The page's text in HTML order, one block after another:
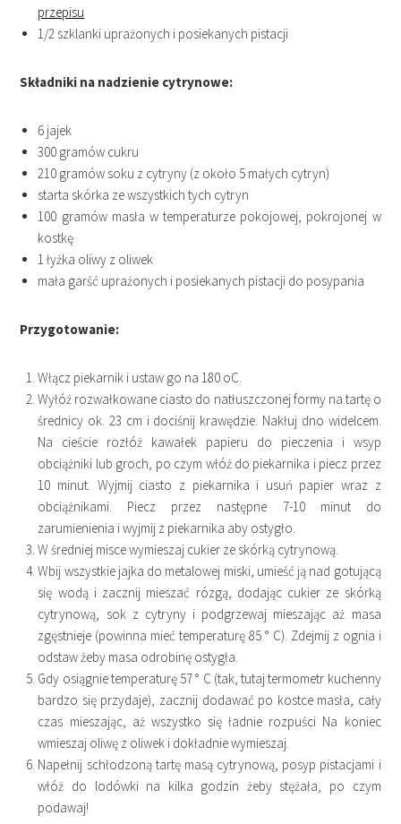
przepisu
1/2 szklanki uprażonych i posiekanych pistacji
Składniki na nadzienie cytrynowe:
6 jajek
300 gramów cukru
210 gramów soku z cytryny (z około 5 małych cytryn)
starta skórka ze wszystkich tych cytryn
100 gramów masła w temperaturze pokojowej, pokrojonej w
kostkę
1 łyżka oliwy z oliwek
mała garść uprażonych i posiekanych pistacji do posypania
Przygotowanie:
Włącz piekarnik i ustaw go na 180 oC.
Wyłóż rozwałkowane ciasto do natłuszczonej formy na tartę o
średnicy ok. 23 cm i dociśnij krawędzie. Nakłuj dno widelcem.
Na cieście rozłóż kawałek papieru do pieczenia i wsyp
obciążniki lub groch, po czym włóż do piekarnika i piecz przez
10 minut. Wyjmij ciasto z piekarnika i usuń papier wraz z
obciążnikami. Piecz przez następne 7-10 minut do
zarumienienia i wyjmij z piekarnika aby ostygło.
W średniej misce wymieszaj cukier ze skórką cytrynową.
Wbij wszystkie jajka do metalowej miski, umieść ją nad gotującą
się wodą i zacznij mieszać rózgą, dodając cukier ze skórką
cytrynową, sok z cytryny i podgrzewaj mieszając aż masa
zgęstnieje (powinna mieć temperaturę 85 ° C). Zdejmij z ognia i
odstaw żeby masa odrobinę ostygła.
Gdy osiągnie temperaturę 57 ° C (tak, tutaj termometr kuchenny
bardzo się przydaje), zacznij dodawać po kostce masła, cały
czas mieszając, aż wszystko się ładnie rozpuści Na koniec
wmieszaj oliwę z oliwek i dokładnie wymieszaj.
Napełnij schłodzoną tartę masą cytrynową, posyp pistacjami i
włóż do lodówki na kilka godzin żeby stężała, po czym
podawaj!